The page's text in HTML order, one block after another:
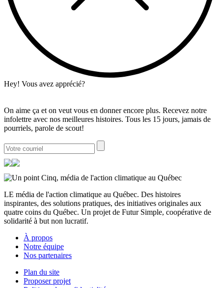
Hey! Vous avez apprécié?
On aime ça et on veut vous en donner encore plus. Recevez notre
infolettre avec nos meilleures histoires. Tous les 15 jours, jamais de
pourriels, parole de scout!
LE média de l'action climatique au Québec. Des histoires
inspirantes, des solutions pratiques, des initiatives originales aux
quatre coins du Québec. Un projet de Futur Simple, coopérative de
solidarité à but non lucratif.
À propos
Notre équipe
Nos partenaires
Plan du site
Proposer projet